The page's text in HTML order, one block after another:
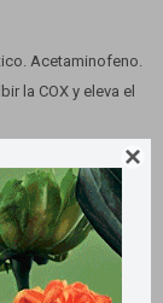

Acetaminofeno.
la COX y eleva el